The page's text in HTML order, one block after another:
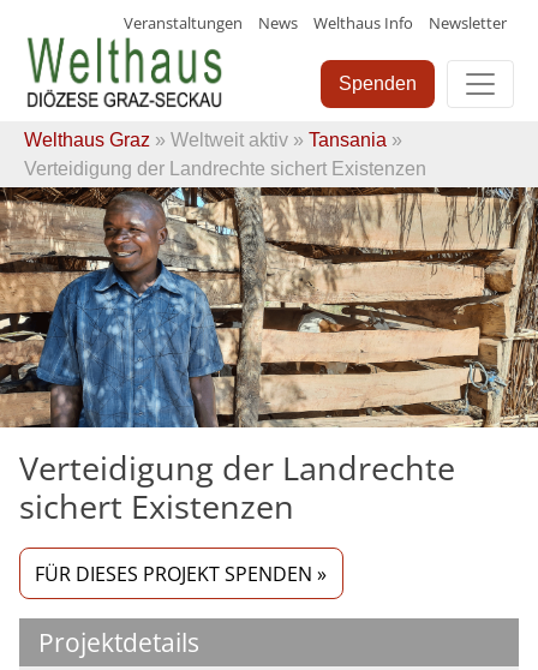
Skip
content
Veranstaltungen News Welthaus Info Newsletter
Spenden
Welthaus Graz » Weltweit aktiv » Tansania »
Verteidigung der Landrechte sichert Existenzen
Verteidigung der Landrechte
sichert Existenzen
FÜR DIESES PROJEKT SPENDEN »
Projektdetails